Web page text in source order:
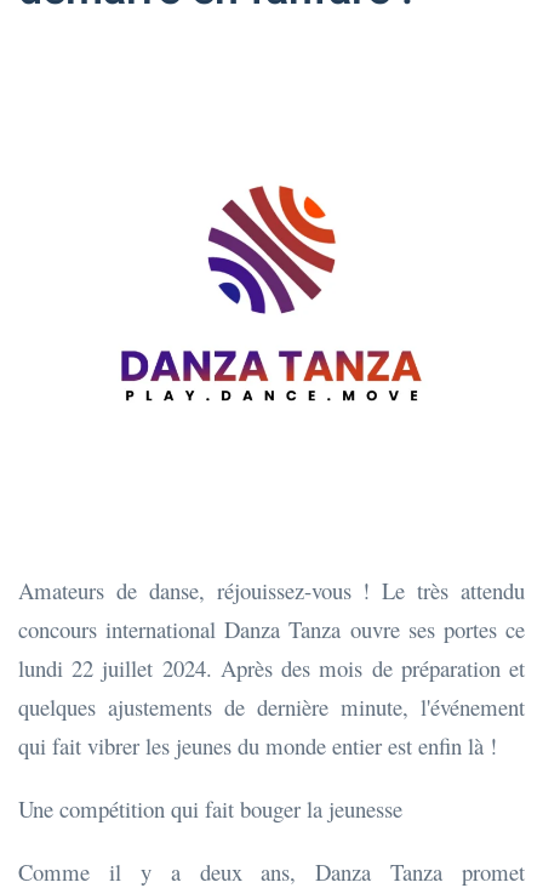
Amateurs de danse, réjouissez-vous ! Le très attendu
concours international Danza Tanza ouvre ses portes ce
lundi 22 juillet 2024. Après des mois de préparation et
quelques ajustements de dernière minute, l'événement
qui fait vibrer les jeunes du monde entier est enfin là !
Une compétition qui fait bouger la jeunesse
Comme il y a deux ans, Danza Tanza promet